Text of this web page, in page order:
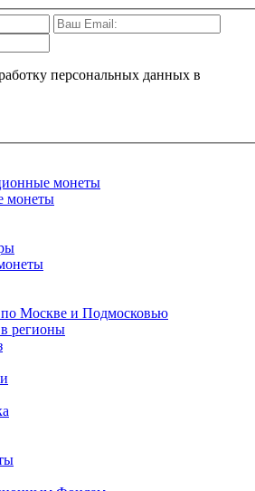
персональных данных в
монеты
монеты
по Москве и Подмосковью
регионы